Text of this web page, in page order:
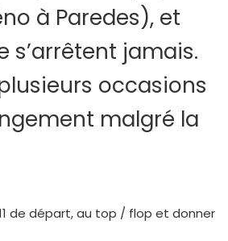
à Paredes), et
s’arrêtent jamais.
occasions
malgré la
de départ, au top / flop et donner